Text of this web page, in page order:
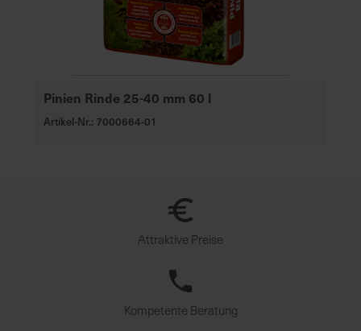
Pinien Rinde 25-40 mm 60 l
Artikel-Nr.: 7000664-01
Attraktive Preise
Kompetente Beratung